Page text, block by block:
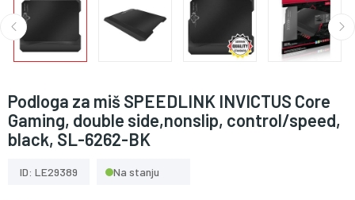
Podloga za miš SPEEDLINK INVICTUS Core
Gaming, double side,nonslip, control/speed,
black, SL-6262-BK
ID: LE29389 Na stanju